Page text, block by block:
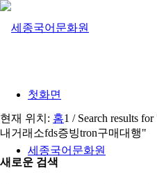
첫화면
세종국어문화원
현재 위치: 홈1 / Search results
내거래소fds증빙tron구매대행"
새로운 검색